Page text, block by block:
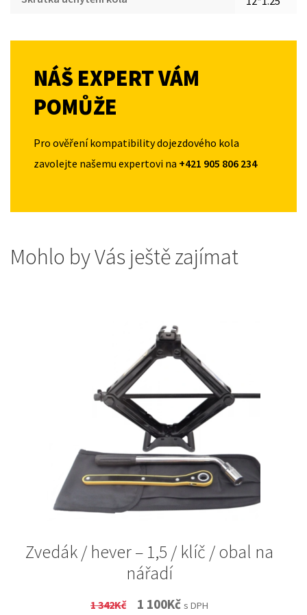
NÁŠ EXPERT VÁM
POMŮŽE
Pro ověření kompatibility dojezdového kola
zavolejte našemu expertovi na +421 905 806 234
Mohlo by Vás ještě zajímat
Zvedák / hever – 1,5 / klíč / obal na
nářadí
1 342Kč
Original
1 100KčCurrent
s DPH